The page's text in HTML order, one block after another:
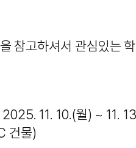
참고하셔서 관심있는
11. 10.(월) ~ 11.
건물)